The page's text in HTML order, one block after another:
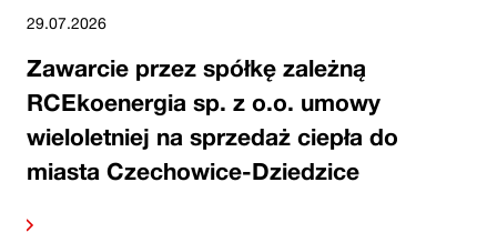
29.07.2026
Zawarcie przez spółkę zależną
RCEkoenergia sp. z o.o. umowy
wieloletniej na sprzedaż ciepła do
miasta Czechowice-Dziedzice